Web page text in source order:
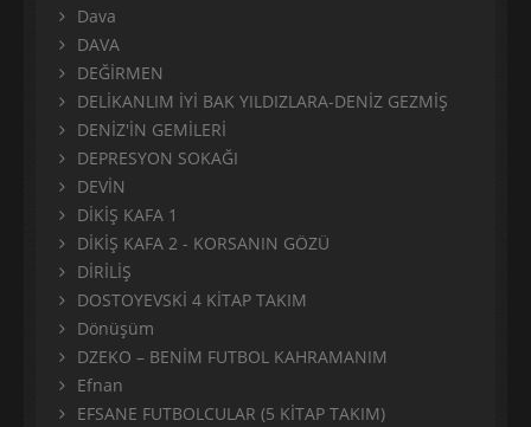
Dava
DAVA
DEĞİRMEN
DELİKANLIM İYİ BAK YILDIZLARA-DENİZ GEZMİŞ
DENİZ'İN GEMİLERİ
DEPRESYON SOKAĞI
DEVİN
DİKİŞ KAFA 1
DİKİŞ KAFA 2 - KORSANIN GÖZÜ
DİRİLİŞ
DOSTOYEVSKİ 4 KİTAP TAKIM
Dönüşüm
DZEKO – BENİM FUTBOL KAHRAMANIM
Efnan
EFSANE FUTBOLCULAR (5 KİTAP TAKIM)